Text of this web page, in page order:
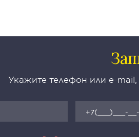
Укажите телефон или e-